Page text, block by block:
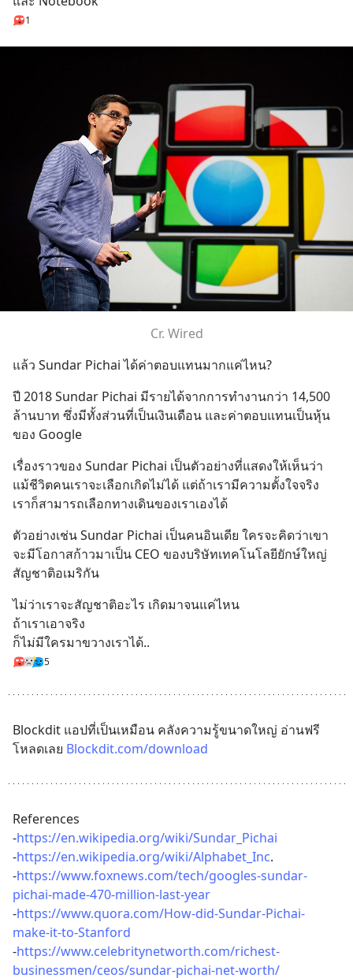
1
Cr. Wired
แล้ว Sundar Pichai ได้ค่าตอบแทนมากแค่ไหน?
ปี 2018 Sundar Pichai มีรายได้จากการทำงานกว่า 14,500
ล้านบาท ซึ่งมีทั้งส่วนที่เป็นเงินเดือน และค่าตอบแทนเป็นหุ้น
ของ Google
เรื่องราวของ Sundar Pichai เป็นตัวอย่างที่แสดงให้เห็นว่า
แม้ชีวิตคนเราจะเลือกเกิดไม่ได้ แต่ถ้าเรามีความตั้งใจจริง
เราก็สามารถเลือกทางเดินของเราเองได้
ตัวอย่างเช่น Sundar Pichai เป็นคนอินเดีย ใครจะคิดว่าเขา
จะมีโอกาสก้าวมาเป็น CEO ของบริษัทเทคโนโลยียักษ์ใหญ่
สัญชาติอเมริกัน
ไม่ว่าเราจะสัญชาติอะไร เกิดมาจนแค่ไหน
ถ้าเราเอาจริง
ก็ไม่มีใครมาขวางเราได้..
5
Blockdit แอปที่เป็นเหมือน คลังความรู้ขนาดใหญ่ อ่านฟรี
โหลดเลย Blockdit.com/download
References
-https://en.wikipedia.org/wiki/Sundar_Pichai
-https://en.wikipedia.org/wiki/Alphabet_Inc.
-https://www.foxnews.com/tech/googles-sundar-
pichai-made-470-million-last-year
-https://www.quora.com/How-did-Sundar-Pichai-
make-it-to-Stanford
-https://www.celebritynetworth.com/richest-
businessmen/ceos/sundar-pichai-net-worth/